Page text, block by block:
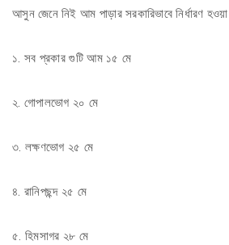
আসুন জেনে নিই আম পাড়ার সরকারিভাবে নির্ধারণ
১. সব প্রকার গুটি আম ১৫ মে
২. গোপালভোগ ২০ মে
৩. লক্ষণভোগ ২৫ মে
৪. রানিপছন্দ ২৫ মে
৫. হিমসাগর ২৮ মে